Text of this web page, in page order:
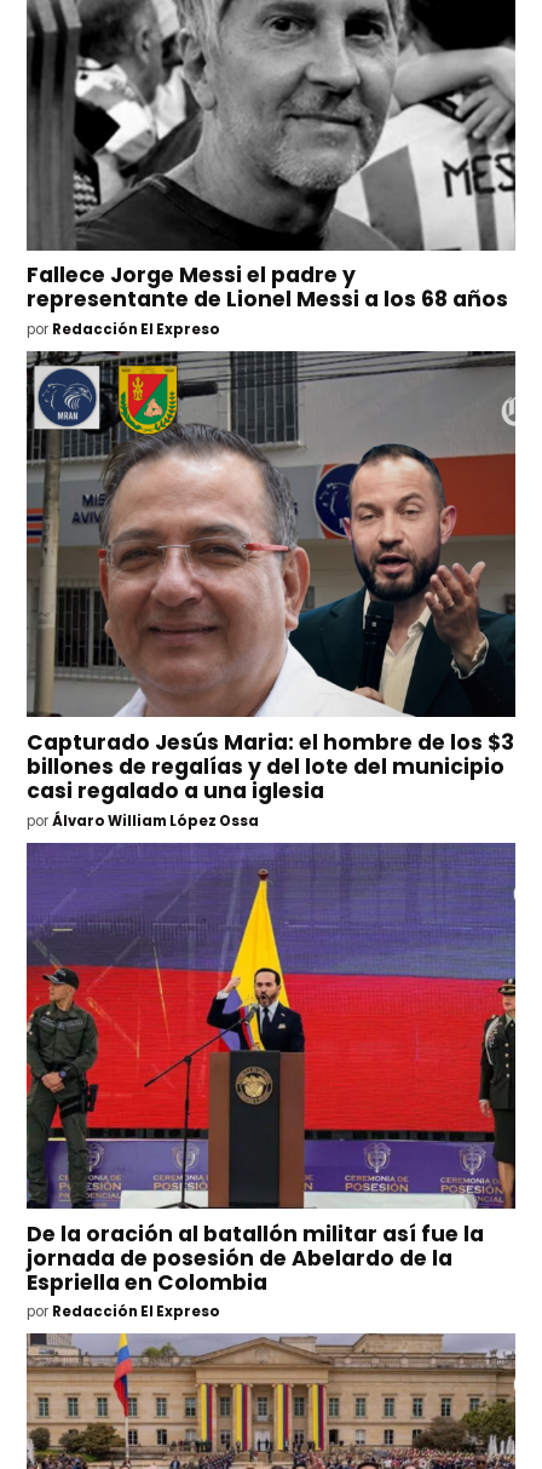
Fallece Jorge Messi el padre y
representante de Lionel Messi a los 68 años
por Redacción El Expreso
Capturado Jesús Maria: el hombre de los $3
billones de regalías y del lote del municipio
casi regalado a una iglesia
por Álvaro William López Ossa
De la oración al batallón militar así fue la
jornada de posesión de Abelardo de la
Espriella en Colombia
por Redacción El Expreso